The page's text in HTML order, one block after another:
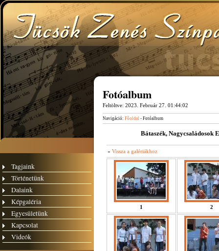
Tagjaink
Történetünk
Dalaink
Képgaléria
Egyesületünk
Kapcsolat
Videók
Fotóalbum
Feltöltve: 2023. Február 27. 01:44:02
Navigáció: Főoldal - Fotóalbum
Bátaszék, Nagycsaládosok
« Vissza a galériákhoz
1 2